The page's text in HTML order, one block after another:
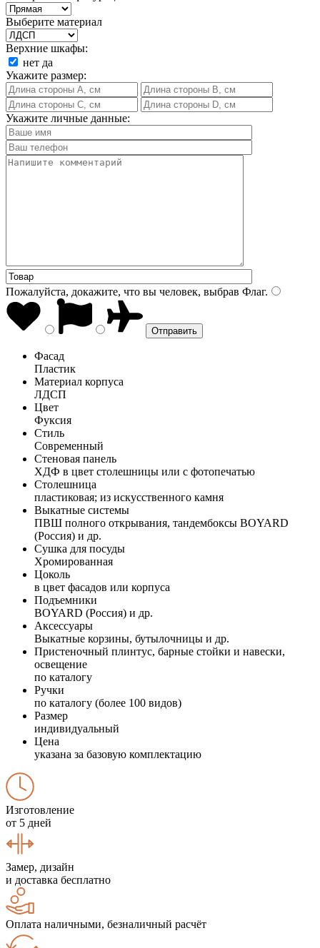
Выберите материал
Верхние шкафы:
нет да
Укажите размер:
Укажите личные данные:
Пожалуйста, докажите, что вы человек, выбрав Флаг.
Фасад
Пластик
Материал корпуса
ЛДСП
Цвет
Фуксия
Стиль
Современный
Стеновая панель
ХДФ в цвет столешницы или с фотопечатью
Столешница
пластиковая; из искусственного камня
Выкатные системы
ПВШ полного открывания, тандембоксы BOYARD
(Россия) и др.
Сушка для посуды
Хромированная
Цоколь
в цвет фасадов или корпуса
Подъемники
BOYARD (Россия) и др.
Аксессуары
Выкатные корзины, бутылочницы и др.
Пристеночный плинтус, барные стойки и навески,
освещение
по каталогу
Ручки
по каталогу (более 100 видов)
Размер
индивидуальный
Цена
указана за базовую комплектацию
Изготовление
от 5 дней
Замер, дизайн
и доставка бесплатно
Оплата наличными, безналичный расчёт